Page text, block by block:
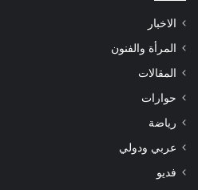
الاخبار
المرأة والفنون
المقالات
حوارات
رياضة
عربي ودولي
فديو